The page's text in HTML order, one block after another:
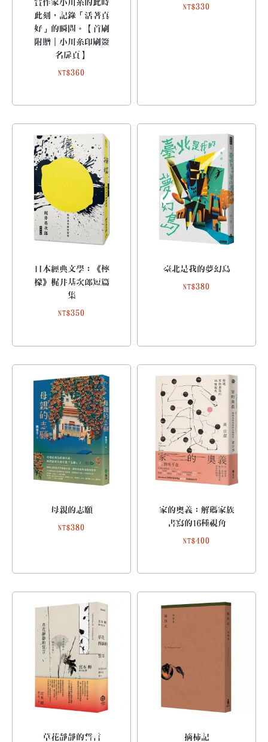
賞作家小川糸的此時
此刻，記錄「活著真
好」的瞬間。【首刷
附贈｜小川糸印刷簽
名扉頁】
NT$360
NT$330
日本經典文學：《檸
檬》梶井基次郎短篇
集
NT$350
臺北是我的夢幻島
NT$380
母親的志願
NT$380
家的奧義：解碼家族
書寫的16種視角
NT$400
草花靜靜的誓言 摘柿記